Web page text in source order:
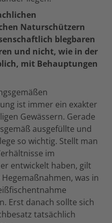
Naturschützern
blegbaren
und nicht, wie in der
mit Behauptungen
ist immer ein exakter
Gewässern. Gerade
ausgefüllte und
so wichtig. Stellt man
im
entwickelt haben, gilt
was in
Erst danach sollte sich
tatsächlich